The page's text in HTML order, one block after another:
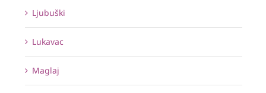
Ljubuški
Lukavac
Maglaj